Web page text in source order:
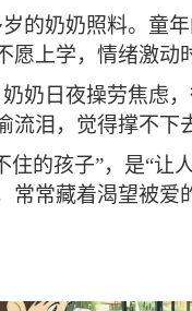
的奶奶照料。童
愿上学，情绪激动
奶日夜操劳焦虑
流泪，觉得撑不
住的孩子”，是“让
常常藏着渴望被爱